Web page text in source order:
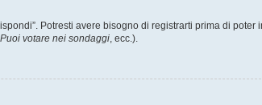
Potresti avere bisogno di registrarti prima di poter
Puoi votare nei sondaggi, ecc.).